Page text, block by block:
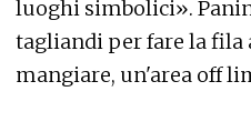
luoghi simbolici».
tagliandi per fare la fila
mangiare, un'area off